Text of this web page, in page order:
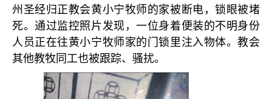
州圣经归正教会黄小宁牧师的家被断电，锁眼被堵
死。通过监控照片发现，一位身着便装的不明身份
人员正在往黄小宁牧师家的门锁里注入物体。教会
其他教牧同工也被跟踪、骚扰。